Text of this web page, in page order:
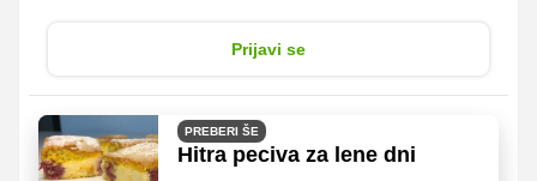
Prijavi se
PREBERI ŠE
Hitra peciva za lene dni